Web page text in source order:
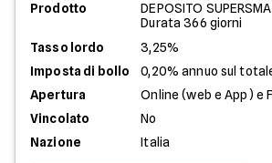
Prodotto
DEPOSITO
Durata 366 giorni
Tasso lordo
3,25%
Imposta di bollo
0,20% annuo sul
Apertura
Online (web e App) e
Vincolato
No
Nazione
Italia